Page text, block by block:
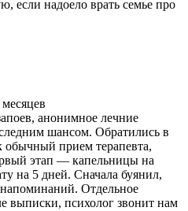
если надоело врать семье про
месяцев
анонимное лечние
шансом. Обратились в
прием терапевта,
этап — капельницы на
на 5 дней. Сначала буянил,
напоминаний. Отдельное
выписки, психолог звонит нам